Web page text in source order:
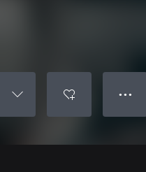
● ● ●